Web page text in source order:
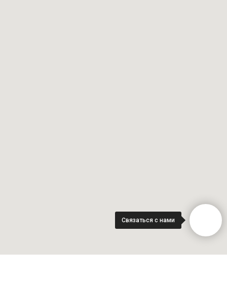
Связаться с нами